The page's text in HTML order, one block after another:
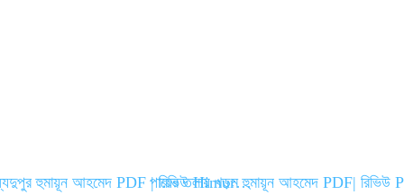
হুমায়ূন আহমেদ PDF | রিভিউ Himur…পায়ের তলায় খড়ম হুমায়ূন আহমেদ PDF|